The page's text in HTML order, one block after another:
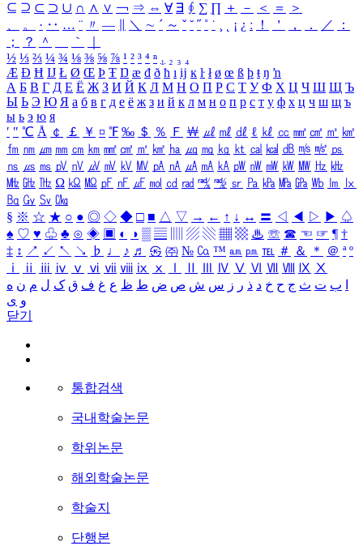
⊆ ⊇ ⊂ ⊃ ∪ ∩ ∧ ∨ ￢ ⇒ ⇔ ∀ ∃ ∮ ∑ ∏ ＋ － ＜ ＝
＞
、
。 · ‥ … ¨ 〃 ― ＼ ∼ ´ ～ ˇ ˘ ˝ ˚ ˙ ¸ ¡ ¿ ː ！ ＇ ， ． ／
：
；
？ ＾ ｀
½ ⅓ ⅔ ¼ ¾ ⅛ ⅜ ⅝ ⅞ ¹ ² ³ ⁴ ⁿ ₁ ₂ ₃ ₄
Æ Ð Ħ Ĳ Ł Ø Œ Þ Ŧ Ŋ æ đ ð ħ ı ĳ ĸ ŀ ł ø œ ß þ ŧ ŋ ŉ
А Б В Г Д Е Ё Ж З И Й К Л М Н О П Р С Т У Ф Х Ц Ч Ш Щ Ъ
Ы Ь Э Ю Я а б в г д е ё ж з и й к л м н о п р с т у ф х ц ч ш щ ъ
ы ь э ю я
′ ″ ℃ Å ￠ ￡ ￥ ¤ ℉ ‰ ＄ ％ Ｆ ￦ ㎕ ㎖ ㎗ ℓ ㎘ ㏄ ㎣ ㎤ ㎥ ㎦
㎙ ㎚ ㎛ ㎜ ㎝ ㎞ ㎟ ㎠ ㎡ ㎢ ㏊ ㎍ ㎎ ㎏ ㏏ ㎈ ㎉ ㏈ ㎧ ㎨ ㎰
㎱ ㎲ ㎳ ㎴ ㎵ ㎶ ㎷ ㎸ ㎹ ㎀ ㎁ ㎂ ㎃ ㎄ ㎺ ㎻ ㎽ ㎾ ㎿ ㎐ ㎑
㎒ ㎓ ㎔ Ω ㏀ ㏁ ㎊ ㎋ ㎌ ㏖ ㏅ ㎭ ㎮ ㎯ ㏛ ㎩ ㎪ ㎫ ㎬ ㏝ ㏐
㏓
㏃ ㏉ ㏜ ㏆
§ ※ ☆ ★ ○ ● ◎ ◇ ◆ □ ■ △ ▽ → ← ↑ ↓ ↔ 〓 ◁ ◀ ▷ ▶ ♤
♠ ♡ ♥ ♧ ♣ ⊙ ◈ ▣ ◐ ◑ ▒ ▤ ▨ ▧ ▦ ▩ ♨ ☏ ☎ ☜ ☞ ¶ †
‡ ↕ ↗ ↙ ↖ ↘ ♭ ♩ ♪ ♬ ㉿ ㈜ № ㏇ ™ ㏂ ㏘ ℡ ＃ ＆ ＊ ＠ ª º
ⅰ
ⅱ ⅲ ⅳ ⅴ ⅵ ⅶ ⅷ ⅸ ⅹ Ⅳ Ⅴ Ⅵ Ⅶ Ⅷ Ⅸ Ⅹ
ب ت ث ج ح خ د ذ ر ز س ش ص ض ط ظ ع غ ف ق ک ل م ن ه
و ی
닫기
통합검색
국내학술논문
학위논문
해외학술논문
학술지
단행본